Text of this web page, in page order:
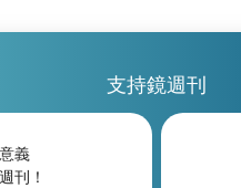
支持鏡週刊
義
刊！